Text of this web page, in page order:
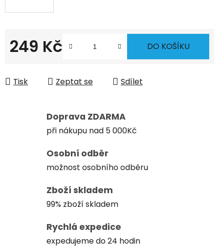
249 Kč DO KOŠÍKU
Tisk Zeptat se Sdílet
Doprava ZDARMA
při nákupu nad 5 000Kč
Osobní odběr
možnost osobního odběru
Zboží skladem
99% zboží skladem
Rychlá expedice
expedujeme do 24 hodin